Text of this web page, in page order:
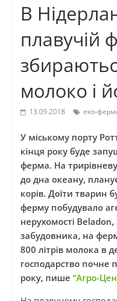
В
плавучій
молоко і
13.09.2018 еко-
У міському порту
кінця року буде
ферма. На
до дна океану,
корів. Доїти тварин
ферму побудувало
нерухомості
забудовника, на
800 літрів молока в
господарство почне
року, пише “Агро-